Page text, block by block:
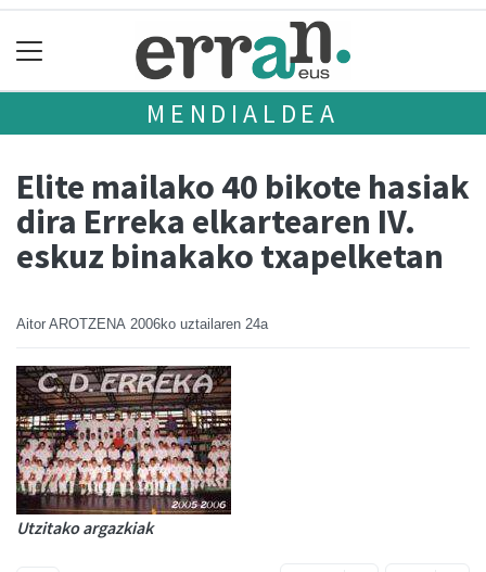
MENDIALDEA
Elite mailako 40 bikote hasiak
dira Erreka elkartearen IV.
eskuz binakako txapelketan
Aitor AROTZENA 2006ko uztailaren 24a
Utzitako argazkiak